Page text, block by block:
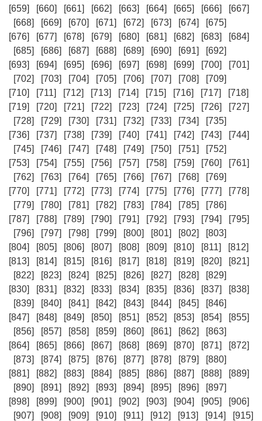
[659]
[660] [661] [662] [663] [664] [665] [666]
[667]
[668]
[669] [670] [671] [672] [673] [674]
[675]
[676]
[677] [678] [679] [680] [681] [682] [683]
[684]
[685]
[686] [687] [688] [689] [690] [691]
[692]
[693]
[694] [695] [696] [697] [698] [699] [700]
[701]
[702]
[703] [704] [705] [706] [707] [708]
[709]
[710]
[711] [712] [713] [714] [715] [716] [717]
[718]
[719]
[720] [721] [722] [723] [724] [725] [726]
[727]
[728]
[729] [730] [731] [732] [733] [734]
[735]
[736]
[737] [738] [739] [740] [741] [742] [743]
[744]
[745]
[746] [747] [748] [749] [750] [751]
[752]
[753]
[754] [755] [756] [757] [758] [759] [760]
[761]
[762]
[763] [764] [765] [766] [767] [768]
[769]
[770]
[771] [772] [773] [774] [775] [776] [777]
[778]
[779]
[780] [781] [782] [783] [784] [785]
[786]
[787]
[788] [789] [790] [791] [792] [793] [794]
[795]
[796]
[797] [798] [799] [800] [801] [802]
[803]
[804]
[805] [806] [807] [808] [809] [810] [811]
[812]
[813]
[814] [815] [816] [817] [818] [819] [820]
[821]
[822]
[823] [824] [825] [826] [827] [828]
[829]
[830]
[831] [832] [833] [834] [835] [836] [837]
[838]
[839]
[840] [841] [842] [843] [844] [845]
[846]
[847]
[848] [849] [850] [851] [852] [853] [854]
[855]
[856]
[857] [858] [859] [860] [861] [862]
[863]
[864]
[865] [866] [867] [868] [869] [870] [871]
[872]
[873]
[874] [875] [876] [877] [878] [879]
[880]
[881]
[882] [883] [884] [885] [886] [887] [888]
[889]
[890]
[891] [892] [893] [894] [895] [896]
[897]
[898]
[899] [900] [901] [902] [903] [904] [905]
[906]
[907]
[908] [909] [910] [911] [912] [913] [914] [915]